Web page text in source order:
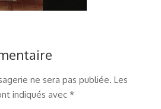
ne sera pas publiée. Les
indiqués avec *